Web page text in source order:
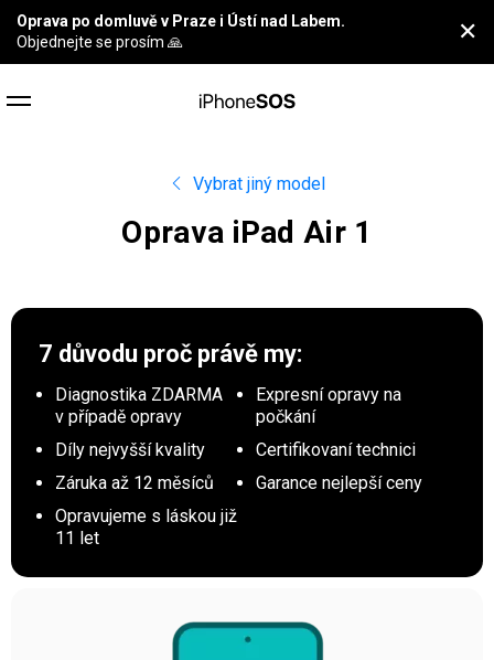
Oprava po domluvě v Praze i Ústí nad Labem.
Objednejte se prosím 🙏
✕
Vybrat jiný model
Oprava iPad Air 1
7 důvodu proč právě my:
Diagnostika ZDARMA
v případě opravy
Expresní opravy na
počkání
Díly nejvyšší kvality
Certifikovaní technici
Záruka až 12 měsíců
Garance nejlepší ceny
Opravujeme s láskou již
11 let